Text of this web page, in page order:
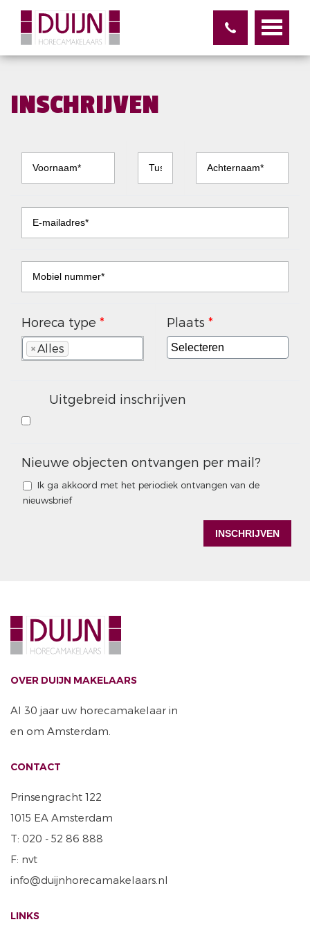
INSCHRIJVEN
Horeca type *
×Alles
Plaats *
Uitgebreid inschrijven
Nieuwe objecten ontvangen per mail?
Ik ga akkoord met het periodiek ontvangen van de
nieuwsbrief
OVER DUIJN MAKELAARS
Al 30 jaar uw horecamakelaar in
en om Amsterdam.
CONTACT
Prinsengracht 122
1015 EA Amsterdam
T: 020 - 52 86 888
F: nvt
info@duijnhorecamakelaars.nl
LINKS